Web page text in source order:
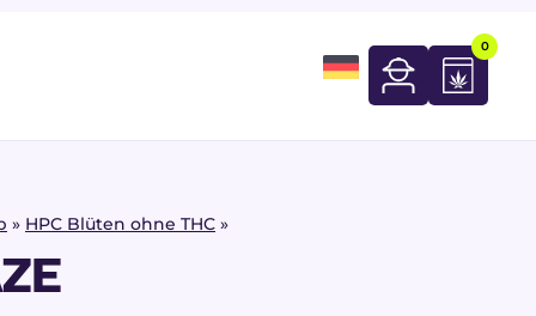
0
» HPC Blüten ohne THC »